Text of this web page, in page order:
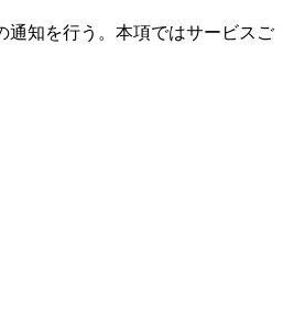
通知を行う。本項ではサービスご